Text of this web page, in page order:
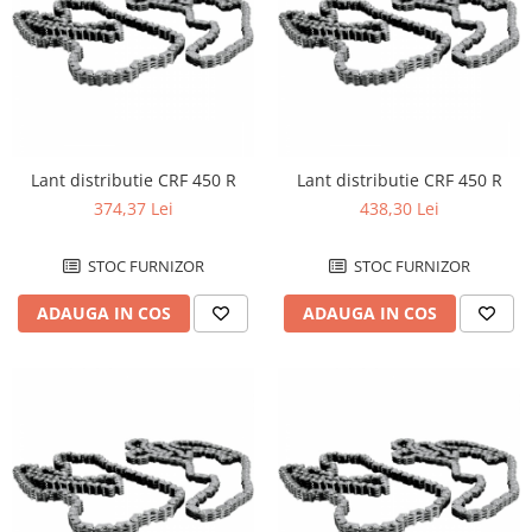
Lant distributie CRF 450 R
374,37 Lei
STOC FURNIZOR
ADAUGA IN COS
Lant distributie CRF 450 R
438,30 Lei
STOC FURNIZOR
ADAUGA IN COS